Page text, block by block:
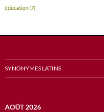
éducation(7)
SYNONYMES LATINS
AOÛT 2026